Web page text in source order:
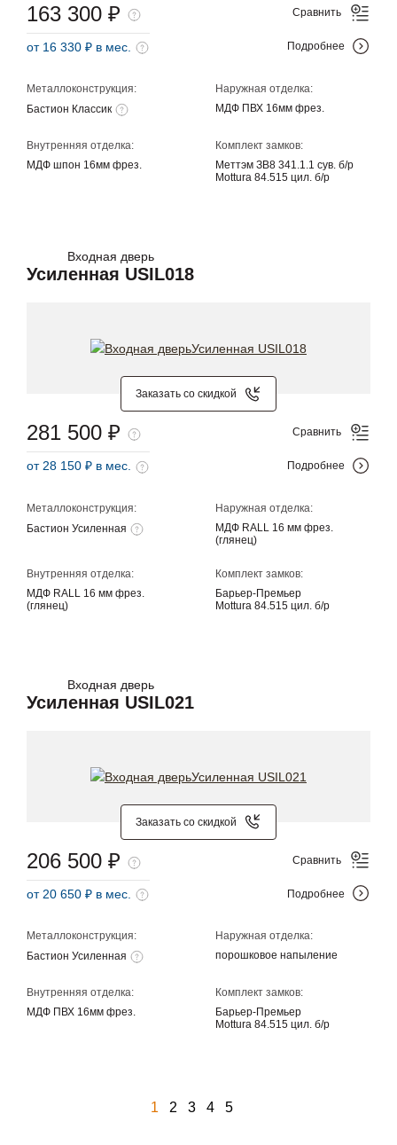
Металлоконструкция:
Бастион Классик
Наружная отделка:
МДФ ПВХ 16мм фрез.
Внутренняя отделка:
МДФ шпон 16мм фрез.
Комплект замков:
Меттэм ЗВ8 341.1.1 сув. б/р
Mottura 84.515 цил. б/р
163 300 ₽
от 16 330 ₽ в мес.
Сравнить
Подробнее
Входная дверь
Усиленная USIL018
Заказать со скидкой
Металлоконструкция:
Бастион Усиленная
Наружная отделка:
МДФ RALL 16 мм фрез.
(глянец)
Внутренняя отделка:
МДФ RALL 16 мм фрез.
(глянец)
Комплект замков:
Барьер-Премьер
Mottura 84.515 цил. б/р
281 500 ₽
от 28 150 ₽ в мес.
Сравнить
Подробнее
Входная дверь
Усиленная USIL021
Заказать со скидкой
Металлоконструкция:
Бастион Усиленная
Наружная отделка:
порошковое напыление
Внутренняя отделка:
МДФ ПВХ 16мм фрез.
Комплект замков:
Барьер-Премьер
Mottura 84.515 цил. б/р
206 500 ₽
от 20 650 ₽ в мес.
Сравнить
Подробнее
1 2 3 4 5